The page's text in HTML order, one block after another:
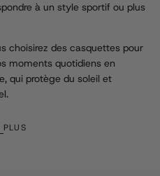
à un style sportif ou plus
choisirez des casquettes pour
moments quotidiens en
qui protège du soleil et
PLUS